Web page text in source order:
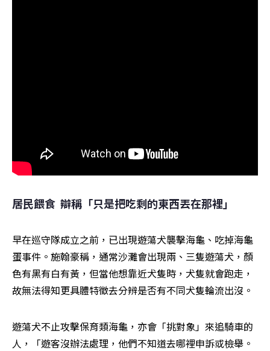
居民餵食  辯稱「只是把吃剩的東西丟在那裡」
早在巡守隊成立之前，已出現遊蕩犬襲擊海龜、吃掉海龜
蛋事件。施翰豪稱，通常沙灘會出現兩、三隻遊蕩犬，顏
色有黑有白有黃，但當他想靠近犬隻時，犬隻就會跑走，
故無法得知更具體特徵去分辨是否有不同犬隻輪流出沒。
遊蕩犬不止攻擊保育類海龜，亦會「挑對象」來追騎車的
人，「遊客沒辦法處理，他們不知道去哪裡申訴或檢舉。